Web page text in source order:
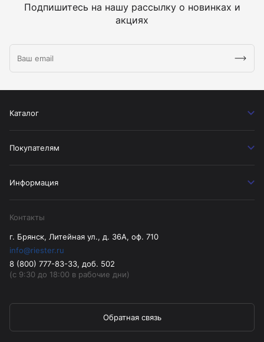
Подпишитесь на нашу рассылку о новинках и
акциях
Каталог
Покупателям
Информация
Контакты
г. Брянск, Литейная ул., д. 36А, оф. 710
info@riester.ru
8 (800) 777-83-33, доб. 502
(с 9:30 до 18:00 в рабочие дни)
Обратная связь